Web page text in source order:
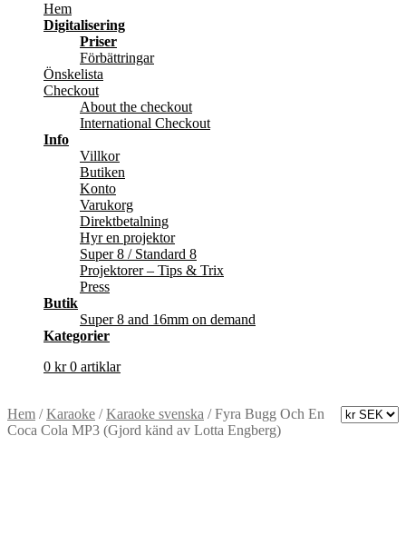
Hem
Digitalisering
Priser
Förbättringar
Önskelista
Checkout
About the checkout
International Checkout
Info
Villkor
Butiken
Konto
Varukorg
Direktbetalning
Hyr en projektor
Super 8 / Standard 8
Projektorer – Tips & Trix
Press
Butik
Super 8 and 16mm on demand
Kategorier
0 kr 0 artiklar
Hem /Karaoke /Karaoke svenska /Fyra Bugg Och En
Coca Cola MP3 (Gjord känd av Lotta Engberg)